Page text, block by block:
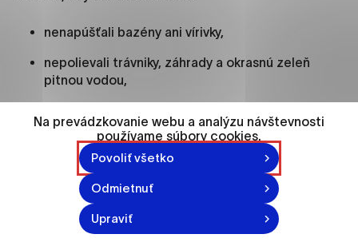
nenapúšťali bazény ani vírivky,
nepolievali trávniky, záhrady a okrasnú zeleň
pitnou vodou,
obmedzili všetky činnosti, pri ktorých dochádza k
zbytočnej spotrebe pitnej vody.
Každý ušetrený liter dnes pomáha zabezpečiť pitnú
vodu tam, kde je najviac potrebná – pre pacientov v
nemocniciach, seniorov v zariadeniach sociálnych
Na prevádzkovanie webu a analýzu návštevnosti
používame súbory cookies.
Povoliť všetko
Odmietnuť
Upraviť
stránok pochopiť, ako návštevníci stránok stránku
ponúknuť im lepšiu skúsenosť. Všetky dáta sa
zbierajú anonymne a nie je možné ich spojiť s
konkrétnou osobou.
Označiť všetko
Uložiť nastavenia
Viac informácií